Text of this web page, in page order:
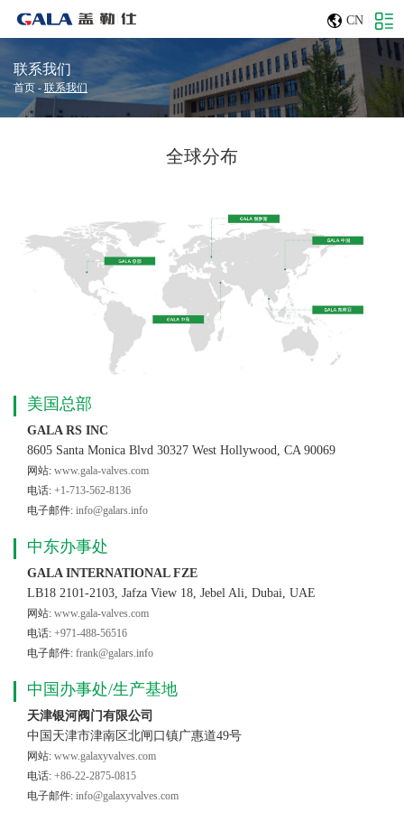
CN
联系我们
首页-联系我们
全球分布
美国总部
GALA RS INC
8605 Santa Monica Blvd 30327 West Hollywood, CA 90069
网站: www.gala-valves.com
电话: +1-713-562-8136
电子邮件: info@galars.info
中东办事处
GALA INTERNATIONAL FZE
LB18 2101-2103, Jafza View 18, Jebel Ali, Dubai, UAE
网站: www.gala-valves.com
电话: +971-488-56516
电子邮件: frank@galars.info
中国办事处/生产基地
天津银河阀门有限公司
中国天津市津南区北闸口镇广惠道49号
网站: www.galaxyvalves.com
电话: +86-22-2875-0815
电子邮件: info@galaxyvalves.com